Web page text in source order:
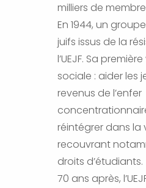
milliers de
En 1944, un
juifs issus de la
l’UEJF. Sa
sociale : aider les
revenus de l’enfer
réintégrer dans la
recouvrant
droits d’étudiants.
70 ans après,